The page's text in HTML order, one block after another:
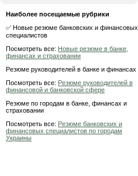
Наиболее посещаемые рубрики
✅ Новые резюме банковских и финансовых
специалистов
Посмотреть все: Новые резюме в банке,
финансах и страховании
Резюме руководителей в банке и финансах
Посмотреть все: Резюме руководителей в
финансовой и банковской сфере
Резюме по городам в банке, финансах и
страховании
Посмотреть все: Резюме банковских и
финансовых специалистов по городам
Украины